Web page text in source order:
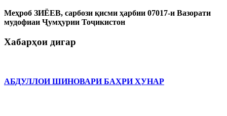
Меҳроб ЗИЁЕВ, сарбози қисми ҳарбии 07017-и Вазорати
мудофиаи Ҷумҳурии Тоҷикистон
Хабарҳои дигар
АБДУЛЛОИ ШИНОВАРИ БАҲРИ ҲУНАР